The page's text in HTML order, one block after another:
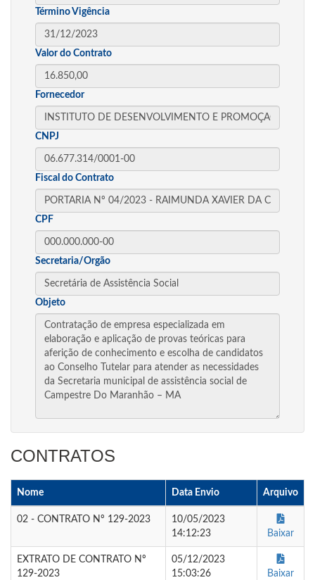
Término Vigência
Valor do Contrato
Fornecedor
CNPJ
Fiscal do Contrato
CPF
Secretaria/Orgão
Objeto
CONTRATOS
Nome Data Envio Arquivo
02 - CONTRATO Nº 129-2023
10/05/2023
14:12:23
Baixar
EXTRATO DE CONTRATO Nº
129-2023
05/12/2023
15:03:26
Baixar